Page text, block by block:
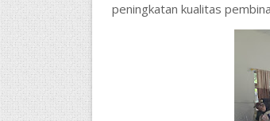
peningkatan kualitas